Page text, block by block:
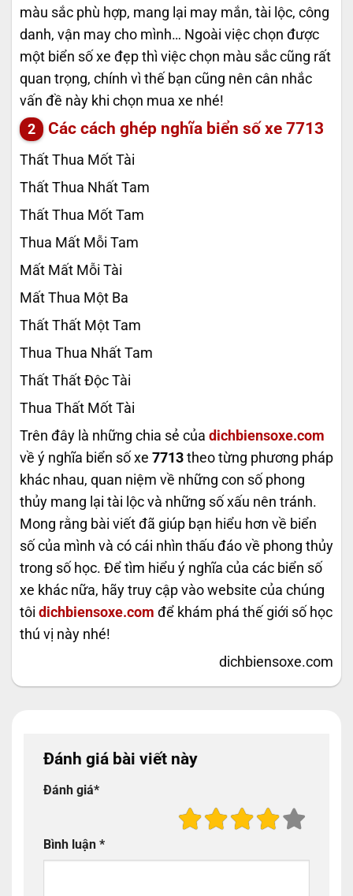
màu sắc phù hợp, mang lại may mắn, tài lộc, công
danh, vận may cho mình… Ngoài việc chọn được
một biển số xe đẹp thì việc chọn màu sắc cũng rất
quan trọng, chính vì thế bạn cũng nên cân nhắc
vấn đề này khi chọn mua xe nhé!
Các cách ghép nghĩa biển số xe 7713
Thất Thua Mốt Tài
Thất Thua Nhất Tam
Thất Thua Mốt Tam
Thua Mất Mỗi Tam
Mất Mất Mỗi Tài
Mất Thua Một Ba
Thất Thất Một Tam
Thua Thua Nhất Tam
Thất Thất Độc Tài
Thua Thất Mốt Tài
Trên đây là những chia sẻ của dichbiensoxe.com
về ý nghĩa biển số xe 7713 theo từng phương pháp
khác nhau, quan niệm về những con số phong
thủy mang lại tài lộc và những số xấu nên tránh.
Mong rằng bài viết đã giúp bạn hiểu hơn về biển
số của mình và có cái nhìn thấu đáo về phong thủy
trong số học. Để tìm hiểu ý nghĩa của các biển số
xe khác nữa, hãy truy cập vào website của chúng
tôi dichbiensoxe.com để khám phá thế giới số học
thú vị này nhé!
dichbiensoxe.com
Đánh giá bài viết này
Đánh giá*
Bình luận *